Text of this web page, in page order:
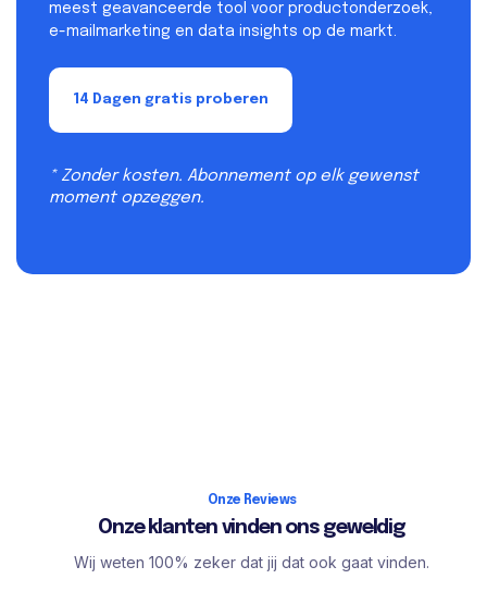
meest geavanceerde tool voor productonderzoek,
e-mailmarketing en data insights op de markt.
14 Dagen gratis proberen
* Zonder kosten. Abonnement op elk gewenst
moment opzeggen.
Onze Reviews
Onze klanten vinden ons geweldig
Wij weten 100% zeker dat jij dat ook gaat vinden.